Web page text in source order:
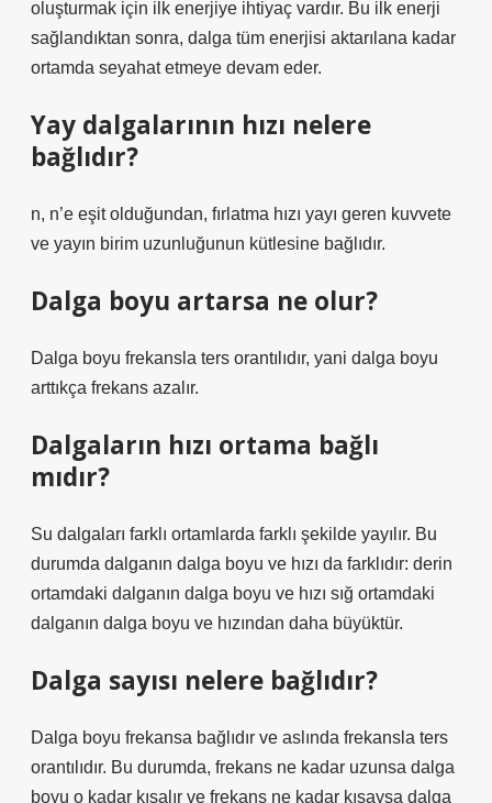
oluşturmak için ilk enerjiye ihtiyaç vardır. Bu ilk enerji
sağlandıktan sonra, dalga tüm enerjisi aktarılana kadar
ortamda seyahat etmeye devam eder.
Yay dalgalarının hızı nelere
bağlıdır?
n, n’e eşit olduğundan, fırlatma hızı yayı geren kuvvete
ve yayın birim uzunluğunun kütlesine bağlıdır.
Dalga boyu artarsa ne olur?
Dalga boyu frekansla ters orantılıdır, yani dalga boyu
arttıkça frekans azalır.
Dalgaların hızı ortama bağlı
mıdır?
Su dalgaları farklı ortamlarda farklı şekilde yayılır. Bu
durumda dalganın dalga boyu ve hızı da farklıdır: derin
ortamdaki dalganın dalga boyu ve hızı sığ ortamdaki
dalganın dalga boyu ve hızından daha büyüktür.
Dalga sayısı nelere bağlıdır?
Dalga boyu frekansa bağlıdır ve aslında frekansla ters
orantılıdır. Bu durumda, frekans ne kadar uzunsa dalga
boyu o kadar kısalır ve frekans ne kadar kısaysa dalga